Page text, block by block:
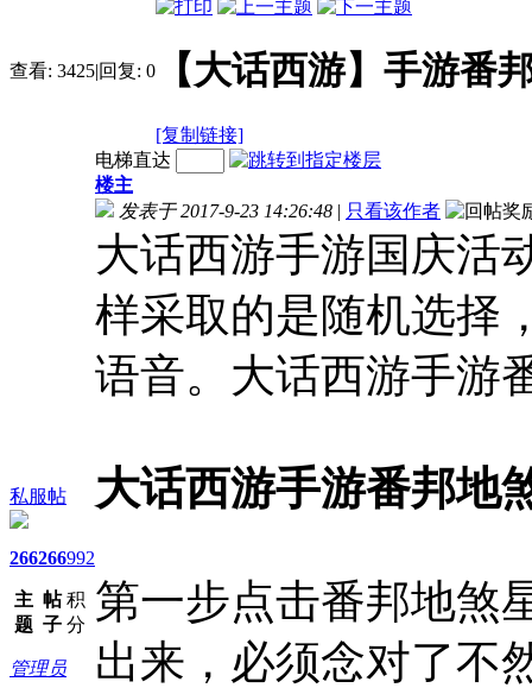
查看: 3425|回复: 0 【大话西游】手游番
[复制链接]
私服帖
266
主
题
266
帖
子
992
积
分
管理员
电梯直达
楼主
发表于 2017-9-23 14:26:48 | 只看该作者
大话西游手游国庆活
样采取的是随机选择
语音。大话西游手游
大话西游手游番邦地
第一步点击番邦地煞
出来，必须念对了不